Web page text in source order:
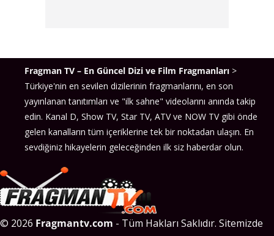
Fragman TV – En Güncel Dizi ve Film Fragmanları >
Türkiye'nin en sevilen dizilerinin fragmanlarını, en son
yayınlanan tanıtımları ve "ilk sahne" videolarını anında takip
edin. Kanal D, Show TV, Star TV, ATV ve NOW TV gibi önde
gelen kanalların tüm içeriklerine tek bir noktadan ulaşın. En
sevdiğiniz hikayelerin geleceğinden ilk siz haberdar olun.
© 2026 Fragmantv.com - Tüm Hakları Saklıdır. Sitemizde